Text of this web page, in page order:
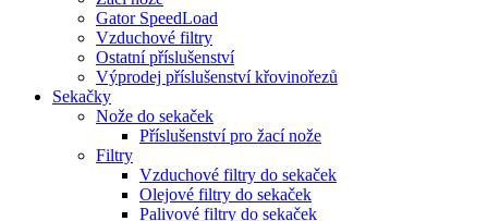
Gator SpeedLoad
Vzduchové filtry
Ostatní příslušenství
Výprodej příslušenství křovinořezů
Sekačky
Nože do sekaček
Příslušenství pro žací nože
Filtry
Vzduchové filtry do sekaček
Olejové filtry do sekaček
Palivové filtry do sekaček